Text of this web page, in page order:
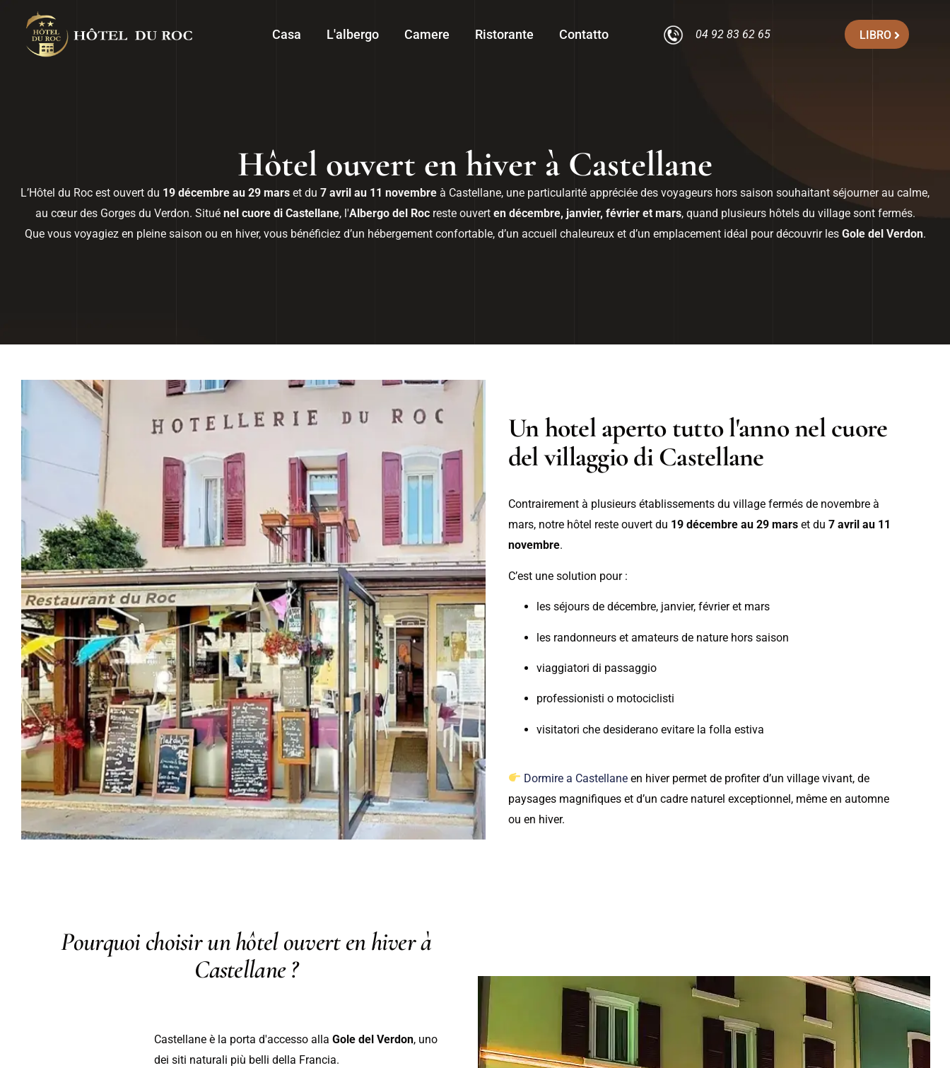
Casa L'albergo Camere Ristorante Contatto 04 92 83 62 65 LIBRO
Hôtel ouvert en hiver à Castellane
L’Hôtel du Roc est ouvert du 19 décembre au 29 mars et du 7 avril au 11 novembre à Castellane, une particularité appréciée des voyageurs hors saison souhaitant séjourner au calme,
au cœur des Gorges du Verdon. Situé nel cuore di Castellane, l'Albergo del Rocreste ouvert en décembre, janvier, février et mars, quand plusieurs hôtels du village sont fermés.
Que vous voyagiez en pleine saison ou en hiver, vous bénéficiez d’un hébergement confortable, d’un accueil chaleureux et d’un emplacement idéal pour découvrir les Gole del Verdon.
Un hotel aperto tutto l'anno nel cuore
del villaggio di Castellane
Contrairement à plusieurs établissements du village fermés de novembre à
mars, notre hôtel reste ouvert du 19 décembre au 29 marset du 7 avril au 11
novembre.
C’est une solution pour :
les séjours de décembre, janvier, février et mars
les randonneurs et amateurs de nature hors saison
viaggiatori di passaggio
professionisti o motociclisti
visitatori che desiderano evitare la folla estiva
Dormire a Castellane en hiver permet de profiter d’un village vivant, de
paysages magnifiques et d’un cadre naturel exceptionnel, même en automne
ou en hiver.
Pourquoi choisir un hôtel ouvert en hiver à
Castellane ?
Castellane è la porta d'accesso alla Gole del Verdon, uno
dei siti naturali più belli della Francia.